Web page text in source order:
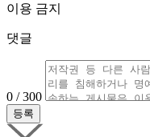
이용 금지
댓글
0 / 300